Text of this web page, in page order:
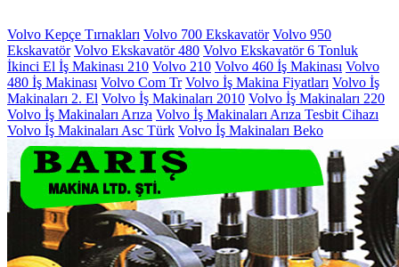
Volvo Kepçe Tırnakları Volvo 700 Ekskavatör Volvo 950
Ekskavatör Volvo Ekskavatör 480 Volvo Ekskavatör 6 Tonluk
İkinci El İş Makinası 210 Volvo 210 Volvo 460 İş Makinası Volvo
480 İş Makinası Volvo Com Tr Volvo İş Makina Fiyatları Volvo İş
Makinaları 2. El Volvo İş Makinaları 2010 Volvo İş Makinaları 220
Volvo İş Makinaları Arıza Volvo İş Makinaları Arıza Tesbit Cihazı
Volvo İş Makinaları Asc Türk Volvo İş Makinaları Beko